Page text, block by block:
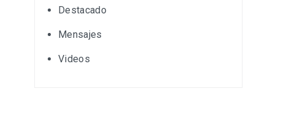
Destacado
Mensajes
Videos